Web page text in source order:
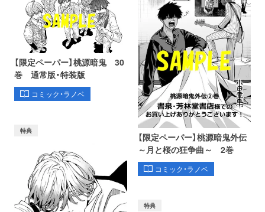
【限定ペーパー】桃源暗鬼 30
巻 通常版・特装版
コミック・ラノベ
【限定ペーパー】桃源暗鬼外伝
～月と桜の狂争曲～ 2巻
コミック・ラノベ
特典
特典